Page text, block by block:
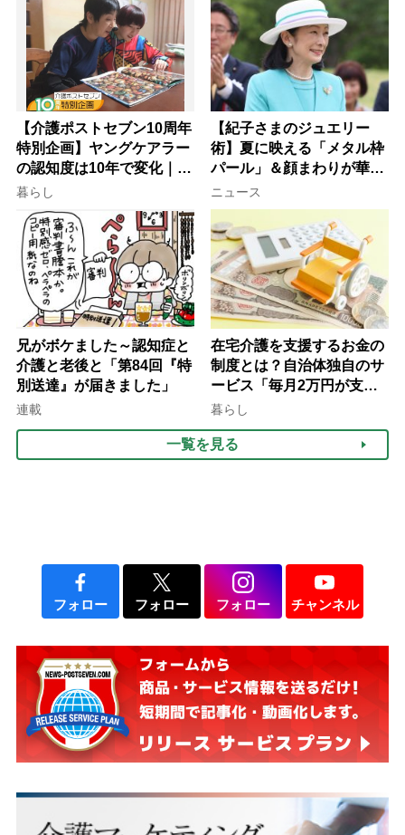
【介護ポストセブン10周年
特別企画】ヤングケアラー
の認知度は10年で変化｜流
行語大賞にノミネート、法
律にも明記されたが果たし
て現在は？
暮らし
【紀子さまのジュエリー
術】夏に映える「メタル枠
パール」＆顔まわりが華や
ぐ「揺れる一粒」の使い分
け方
ニュース
兄がボケました～認知症と
介護と老後と「第84回『特
別送達』が届きました」
連載
在宅介護を支援するお金の
制度とは？自治体独自のサ
ービス「毎月2万円が支給
される」ケースも【FP解
暮らし
一覧を見る
フォロー フォロー フォロー チャンネル